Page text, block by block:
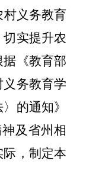
村义务教育
实提升农
《教育部
务教育学
的通知》
神及省州相
，制定本